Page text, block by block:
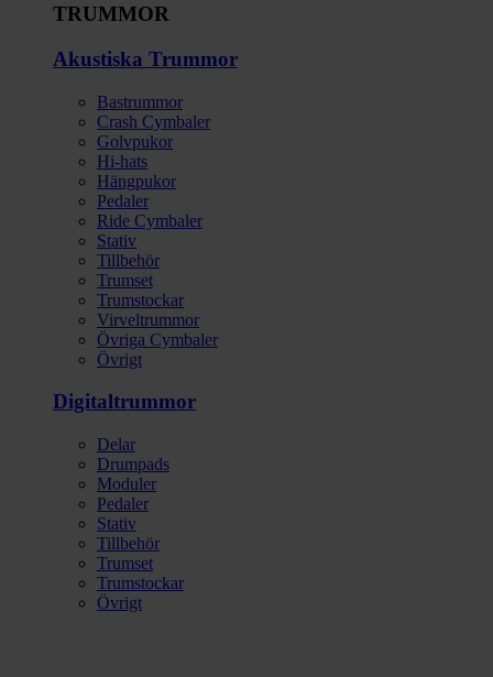
TRUMMOR
Akustiska Trummor
Bastrummor
Crash Cymbaler
Golvpukor
Hi-hats
Hängpukor
Pedaler
Ride Cymbaler
Stativ
Tillbehör
Trumset
Trumstockar
Virveltrummor
Övriga Cymbaler
Övrigt
Digitaltrummor
Delar
Drumpads
Moduler
Pedaler
Stativ
Tillbehör
Trumset
Trumstockar
Övrigt